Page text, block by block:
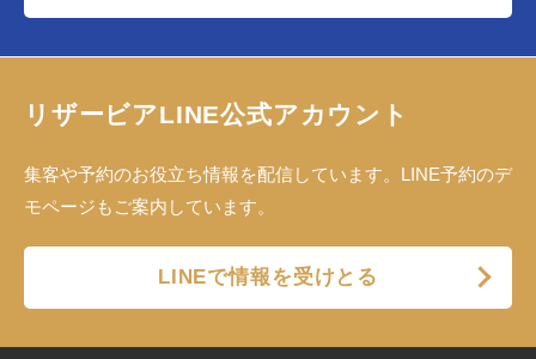
リザービアLINE公式アカウント
集客や予約のお役立ち情報を配信しています。LINE予約のデ
モページもご案内しています。
LINEで情報を受けとる